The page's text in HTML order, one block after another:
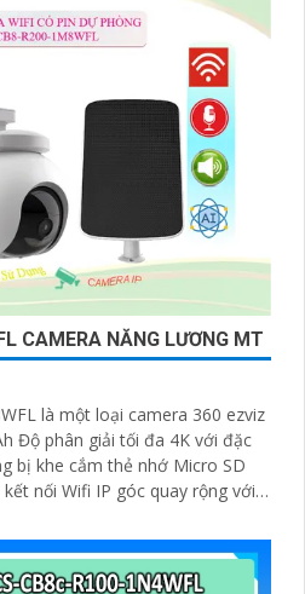
của bạn ngay hôm nay!"
giúp bạn trong việc giới
Ezviz.
CAMERA NĂNG LƯƠNG MT
là một loại camera 360 ezviz
Độ phân giải tối đa 4K với đặc
bị khe cắm thẻ nhớ Micro SD
nối Wifi IP góc quay rộng với